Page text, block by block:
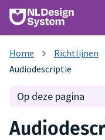
Richtlijnen
Audiodescriptie
Op deze pagina